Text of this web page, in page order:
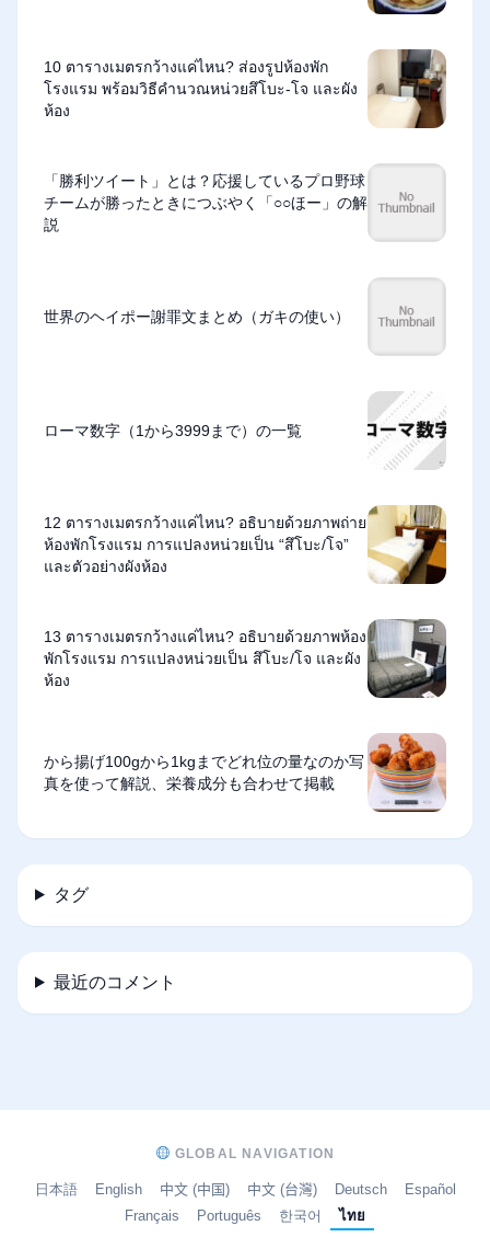
10 ตารางเมตรกว้างแค่ไหน? ส่องรูปห้องพัก
โรงแรม พร้อมวิธีคำนวณหน่วยสึโบะ-โจ และผัง
ห้อง
「勝利ツイート」とは？応援しているプロ野球
チームが勝ったときにつぶやく「○○ほー」の解
説
世界のヘイポー謝罪文まとめ（ガキの使い）
ローマ数字（1から3999まで）の一覧
12 ตารางเมตรกว้างแค่ไหน? อธิบายด้วยภาพถ่าย
ห้องพักโรงแรม การแปลงหน่วยเป็น “สึโบะ/โจ”
และตัวอย่างผังห้อง
13 ตารางเมตรกว้างแค่ไหน? อธิบายด้วยภาพห้อง
พักโรงแรม การแปลงหน่วยเป็น สึโบะ/โจ และผัง
ห้อง
から揚げ100gから1kgまでどれ位の量なのか写
真を使って解説、栄養成分も合わせて掲載
タグ
最近のコメント
GLOBAL NAVIGATION
日本語 English 中文 (中国) 中文 (台灣) Deutsch
Español
Français
Português 한국어 ไทย